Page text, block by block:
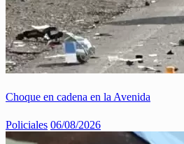
Choque en cadena en la Avenida
Policiales 06/08/2026